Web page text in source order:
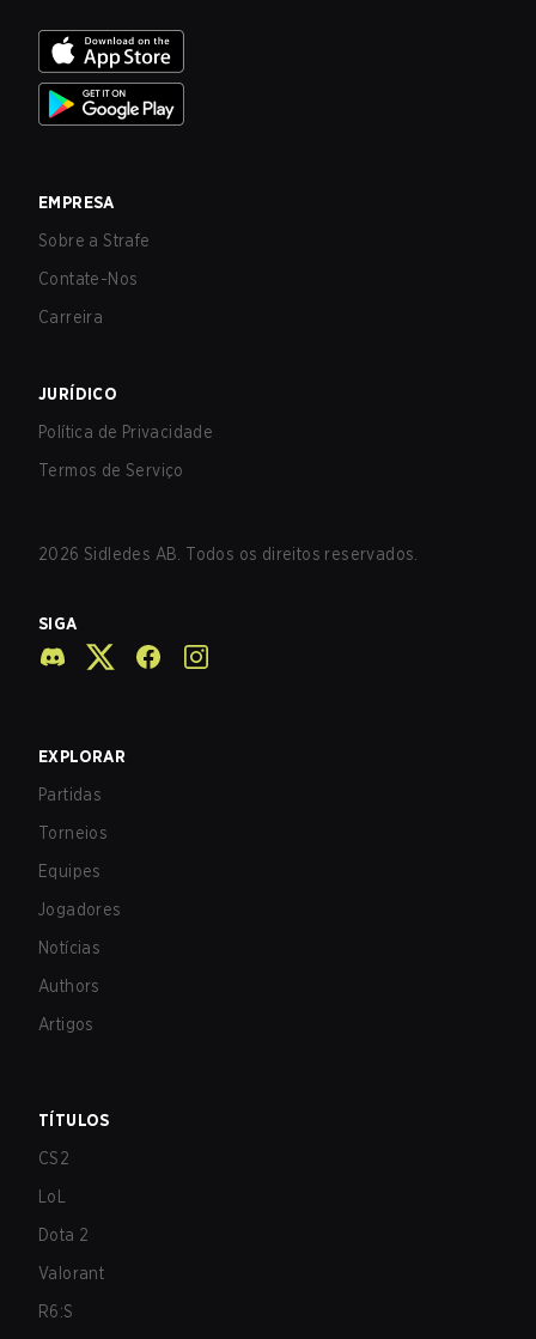
EMPRESA
Sobre a Strafe
Contate-Nos
Carreira
JURÍDICO
Política de Privacidade
Termos de Serviço
2026 Sidledes AB. Todos os direitos reservados.
SIGA
EXPLORAR
Partidas
Torneios
Equipes
Jogadores
Notícias
Authors
Artigos
TÍTULOS
CS2
LoL
Dota 2
Valorant
R6:S